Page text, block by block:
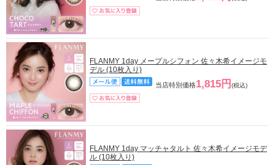
FLANMY 1day メープルシフォン 佐々木希イメージモ
デル (10枚入り)
当店特別価格1,815円 (税込)
FLANMY 1day マッチャタルト 佐々木希イメージモデ
ル (10枚入り)